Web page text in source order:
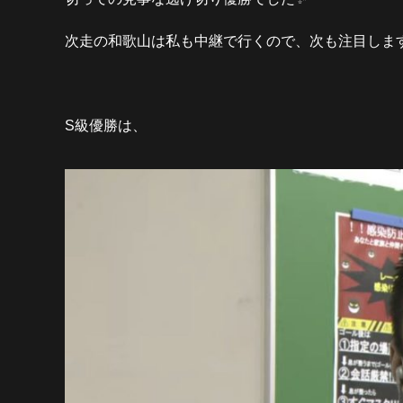
次走の和歌山は私も中継で行くので、次も注目しま
S級優勝は、